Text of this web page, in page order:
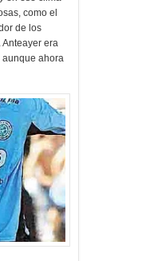
como el
de los
era
ahora